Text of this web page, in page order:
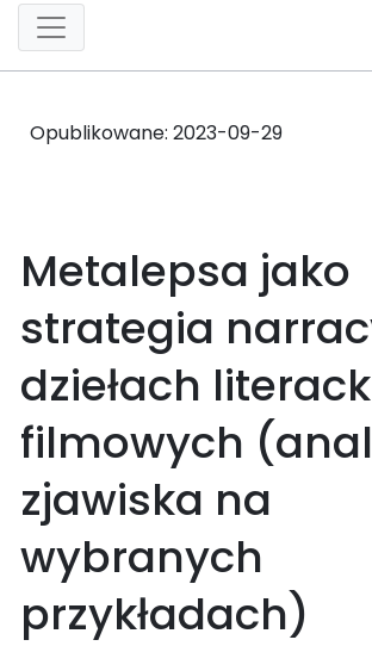
Opublikowane: 2023-09-29
Metalepsa jako
strategia
dziełach
filmowych
zjawiska na
wybranych
przykładach)